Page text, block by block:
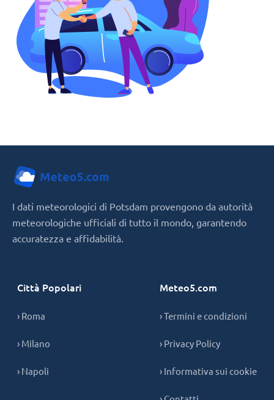
I dati meteorologici di Potsdam provengono da autorità
meteorologiche ufficiali di tutto il mondo, garantendo
accuratezza e affidabilità.
Città Popolari
› Roma
› Milano
› Napoli
Meteo5.com
› Termini e condizioni
› Privacy Policy
› Informativa sui cookie